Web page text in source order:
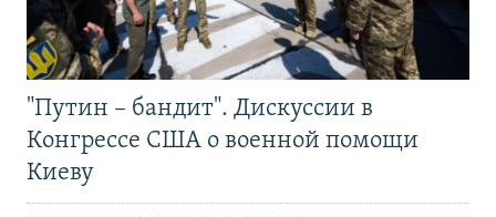
"Путин – бандит". Дискуссии в
Конгрессе США о военной помощи
Киеву